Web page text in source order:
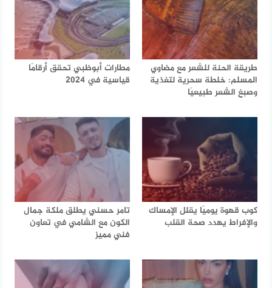
طريقة الحنة للشعر مع مضاوي
المسلم: خلطة سحرية لتغذية
وصبغ الشعر طبيعيًا
مطارات أبوظبي تحقق أرقامًا
قياسية في 2024
كوب قهوة يوميًا يقلل الإمساك
والإفراط يهدد صحة القلب
تامر حسني يطلق ملكة جمال
الكون مع الشامي في تعاون
فني مميز